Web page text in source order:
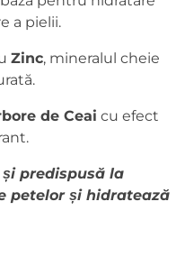
a pielii.
Zinc, mineralul cheie
de Ceai cu efect
predispusă la
petelor și hidratează